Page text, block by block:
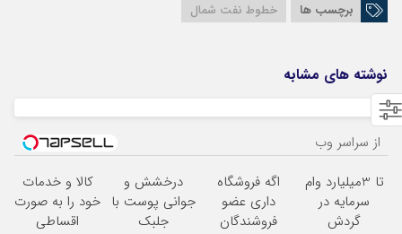
برچسب ها خطوط نفت شمال
نوشته های مشابه
از سراسر وب
تا 3میلیارد وام
سرمایه در
گردش
اگه فروشگاه
داری عضو
فروشندگان
درخشش و
جوانی پوست با
جلبک
کالا و خدمات
خود را به صورت
اقساطی